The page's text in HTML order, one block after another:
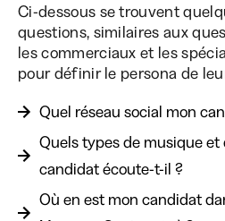
Ci-dessous se trouvent
questions, similaires aux
les commerciaux et les
pour définir le persona de
Quel réseau social mon
Quels types de musique et
candidat écoute-t-il ?
Où en est mon candidat